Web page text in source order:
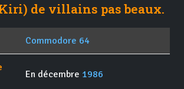
de villains pas beaux.
Commodore 64
En décembre 1986